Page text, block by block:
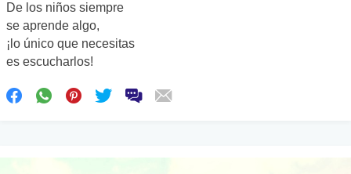
De los niños siempre
se aprende algo,
¡lo único que necesitas
es escucharlos!